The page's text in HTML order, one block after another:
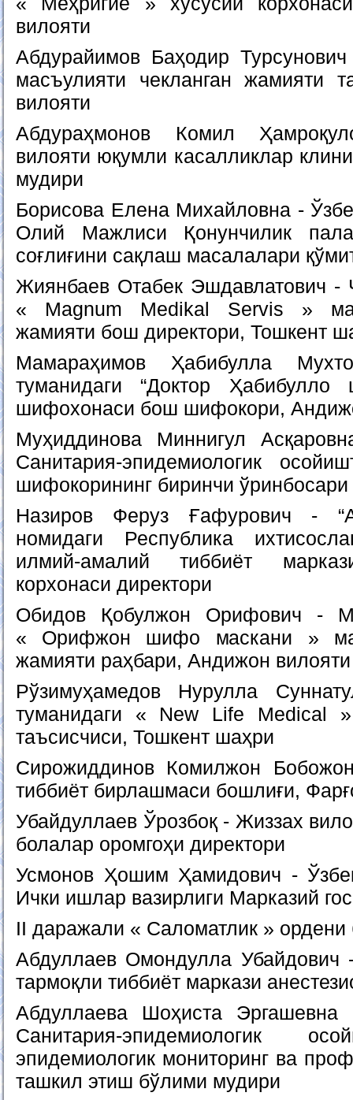
вилояти
Абдурайимов Баҳодир
масъулияти чекланган жамияти
вилояти
Абдураҳмонов Комил
вилояти юқумли касалликлар
мудири
Борисова Елена Михайловна -
Олий Мажлиси Қонунчилик
соғлиғини сақлаш масалалари
Жиянбаев Отабек Эшдавлатович -
« Magnum Medikal Servis »
жамияти бош директори, Тошкент
Мамараҳимов Ҳабибулла
туманидаги “Доктор
шифохонаси бош шифокори,
Муҳиддинова Миннигул
Санитария-эпидемиологик
шифокорининг биринчи ўринбосари
Назиров Феруз Ғафурович -
номидаги Республика
илмий-амалий тиббиёт
корхонаси директори
Обидов Қобулжон Орифович -
« Орифжон шифо маскани »
жамияти раҳбари, Андижон вилояти
Рўзимуҳамедов Нурулла
туманидаги « New Life Medical
таъсисчиси, Тошкент шаҳри
Сирожиддинов Комилжон
тиббиёт бирлашмаси бошлиғи,
Убайдуллаев Ўрозбоқ - Жиззах
болалар оромгоҳи директори
Усмонов Ҳошим Ҳамидович -
Ички ишлар вазирлиги Марказий
II даражали « Саломатлик » ордени
Абдуллаев Омондулла Убайдович
тармоқли тиббиёт маркази
Абдуллаева Шоҳиста Эргашевна
Санитария-эпидемиологик
эпидемиологик мониторинг ва
ташкил этиш бўлими мудири